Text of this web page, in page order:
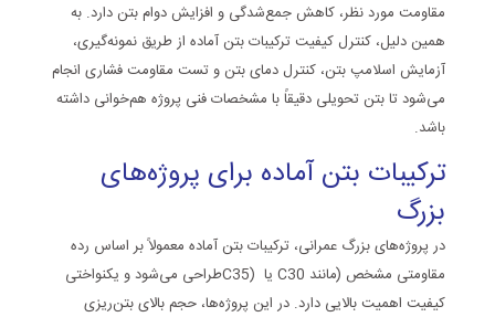
مقاومت مورد نظر، کاهش جمع‌شدگی و افزایش دوام بتن دارد. به
همین دلیل، کنترل کیفیت ترکیبات بتن آماده از طریق نمونه‌گیری،
آزمایش اسلامپ بتن، کنترل دمای بتن و تست مقاومت فشاری انجام
می‌شود تا بتن تحویلی دقیقاً با مشخصات فنی پروژه هم‌خوانی داشته
باشد.
ترکیبات بتن آماده برای پروژه‌های
بزرگ
در پروژه‌های بزرگ عمرانی، ترکیبات بتن آماده معمولاً بر اساس رده
مقاومتی مشخص (مانند C30 یا C35)طراحی می‌شود و یکنواختی
کیفیت اهمیت بالایی دارد. در این پروژه‌ها، حجم بالای بتن‌ریزی